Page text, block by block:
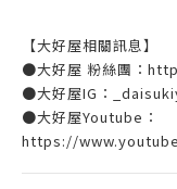
【大好屋相關訊息】
●大好屋 粉絲團：
●大好屋IG：
●大好屋Youtube：
https://